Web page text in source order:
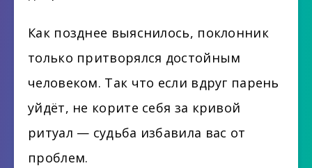
Как позднее выяснилось, поклонник
только притворялся достойным
человеком. Так что если вдруг парень
уйдёт, не корите себя за кривой
ритуал — судьба избавила вас от
проблем.